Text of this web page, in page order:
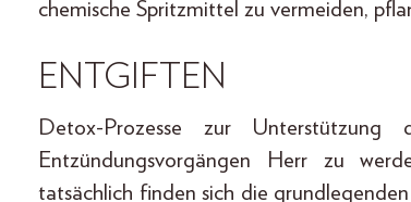
chemische Spritzmittel zu vermeiden,
ENTGIFTEN
Detox-Prozesse zur
Entzündungsvorgängen Herr zu
tatsächlich finden sich die